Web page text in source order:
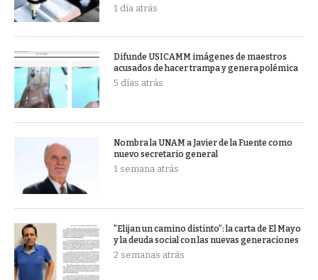
1 día atrás
Difunde USICAMM imágenes de maestros
acusados de hacer trampa y genera polémica
5 días atrás
Nombra la UNAM a Javier de la Fuente como
nuevo secretario general
1 semana atrás
“Elijan un camino distinto”: la carta de El Mayo
y la deuda social con las nuevas generaciones
2 semanas atrás